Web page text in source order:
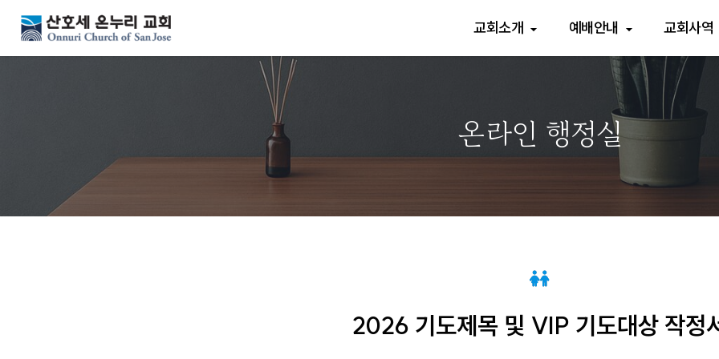
교회소개 예배안내 교회사역
온라인 행정실
2026 기도제목 및 VIP 기도대상 작정